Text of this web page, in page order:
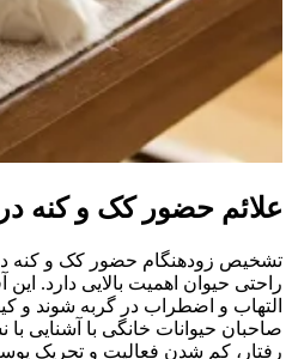
علائم حضور کک و کنه
تشخیص زودهنگام حضور کک و کنه
راحتی حیوان اهمیت بالایی دارد.
التهاب و اضطراب در گربه شوند و
صاحبان حیوانات خانگی با آشنایی با
رفتار، کم شدن فعالیت و تحریک